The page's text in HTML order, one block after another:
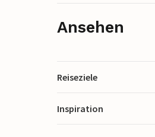
Ansehen
Reiseziele
Inspiration